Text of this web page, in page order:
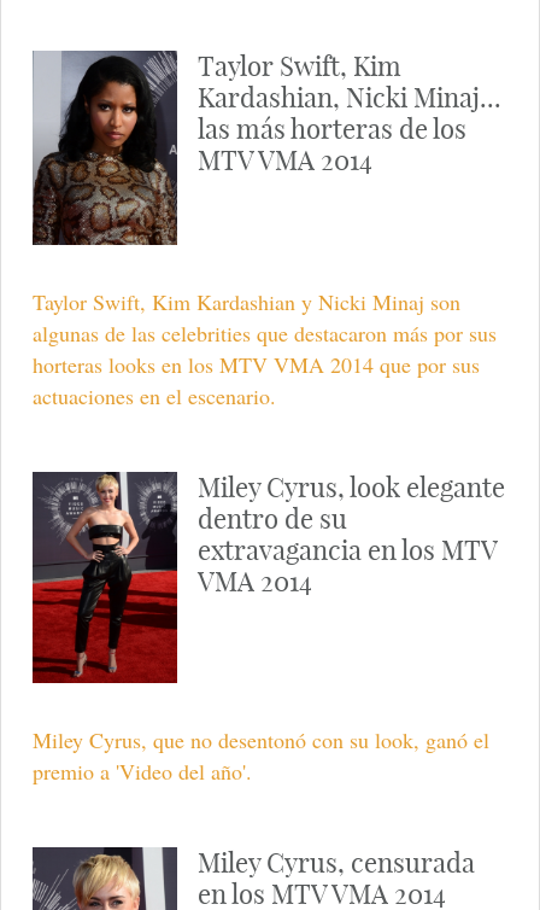
Taylor Swift, Kim
Kardashian, Nicki Minaj...
las más horteras de los
MTV VMA 2014
Taylor Swift, Kim Kardashian y Nicki Minaj son
algunas de las celebrities que destacaron más por sus
horteras looks en los MTV VMA 2014 que por sus
actuaciones en el escenario.
Miley Cyrus, look elegante
dentro de su
extravagancia en los MTV
VMA 2014
Miley Cyrus, que no desentonó con su look, ganó el
premio a 'Video del año'.
Miley Cyrus, censurada
en los MTV VMA 2014